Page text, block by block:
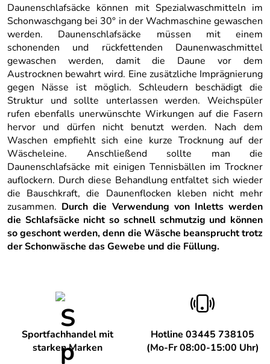
Daunenschlafsäcke können mit Spezialwaschmitteln im
Schonwaschgang bei 30° in der Wachmaschine gewaschen
werden. Daunenschlafsäcke müssen mit einem
schonenden und rückfettenden Daunenwaschmittel
gewaschen werden, damit die Daune vor dem
Austrocknen bewahrt wird. Eine zusätzliche Imprägnierung
gegen Nässe ist möglich. Schleudern beschädigt die
Struktur und sollte unterlassen werden. Weichspüler
rufen ebenfalls unerwünschte Wirkungen auf die Fasern
hervor und dürfen nicht benutzt werden. Nach dem
Waschen empfiehlt sich eine kurze Trocknung auf der
Wäscheleine. Anschließend sollte man die
Daunenschlafsäcke mit einigen Tennisbällen im Trockner
auflockern. Durch diese Behandlung entfaltet sich wieder
die Bauschkraft, die Daunenflocken kleben nicht mehr
zusammen. Durch die Verwendung von Inletts werden
die Schlafsäcke nicht so schnell schmutzig und können
so geschont werden, denn die Wäsche beansprucht trotz
der Schonwäsche das Gewebe und die Füllung.
Sportfachhandel mit
starken Marken
Hotline 03445 738105
(Mo-Fr 08:00-15:00 Uhr)